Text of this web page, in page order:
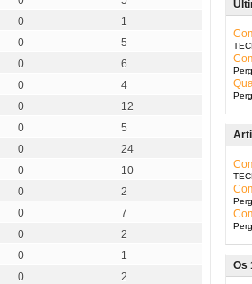
Os
0
1
0
5
0
6
0
4
0
12
0
5
0
24
0
10
0
2
0
7
0
2
0
1
0
2